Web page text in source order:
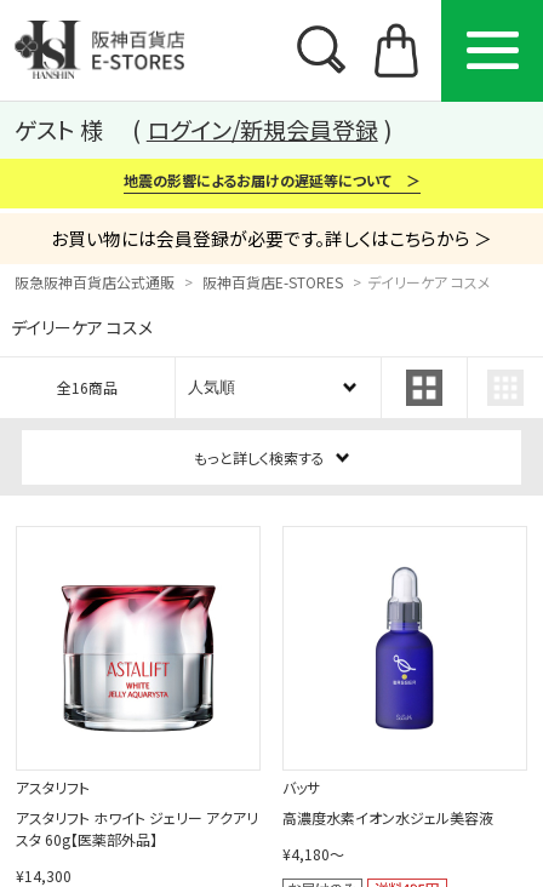
カテゴリー ブランド 特集
から探す
ゲスト 様 ログイン/新規会員登録
地震の影響によるお届けの遅延等について ＞
お買い物には会員登録が必要です。詳しくはこちらから ＞
阪急阪神百貨店公式通販 阪神百貨店E-STORES デイリーケア コスメ
デイリーケア コスメ
全16商品
もっと詳しく検索する
アスタリフト
アスタリフト ホワイト ジェリー アクアリ
スタ 60g【医薬部外品】
¥14,300
バッサ
高濃度水素イオン水ジェル美容液
¥4,180～